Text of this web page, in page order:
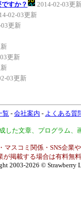
すか？
2014-02-03更
02-03更新
更新
更新
03更新
覧 - 会社案内 - よくある質
した文章、プログラム
マスコミ関係・SNS企業
が掲載する場合は有料無
2003-2026 © Strawberry